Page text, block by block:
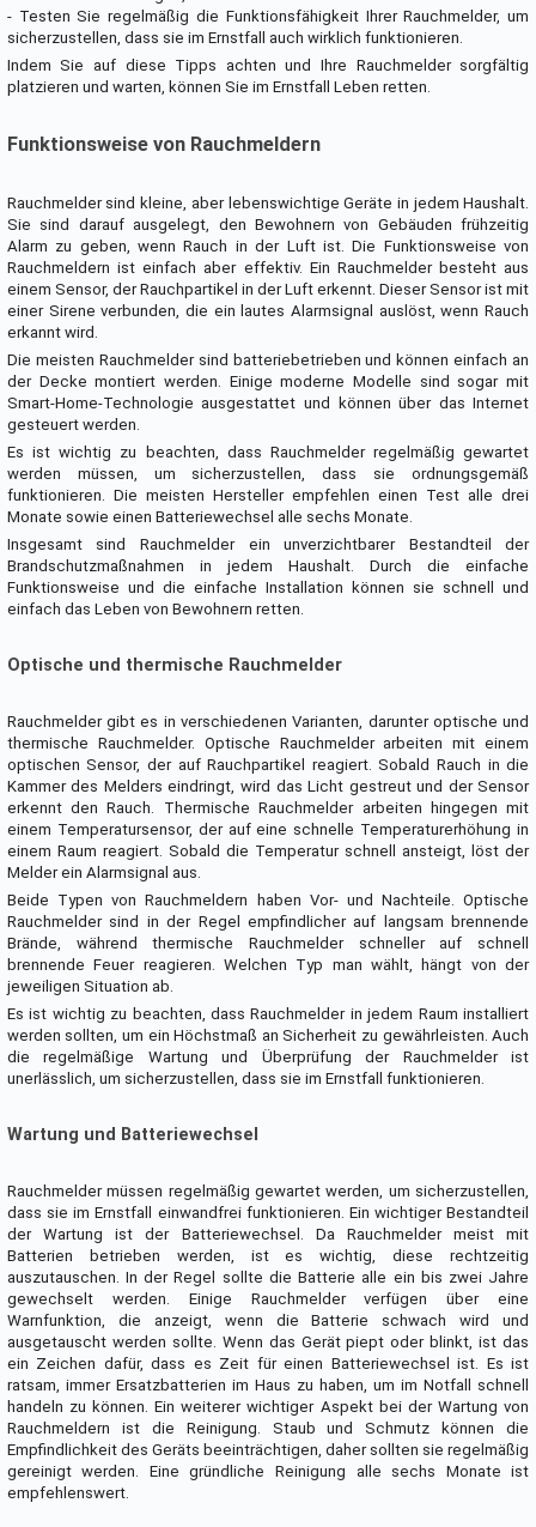
- Testen Sie regelmäßig die Funktionsfähigkeit Ihrer Rauchmelder, um
sicherzustellen, dass sie im Ernstfall auch wirklich funktionieren.
Indem Sie auf diese Tipps achten und Ihre Rauchmelder sorgfältig
platzieren und warten, können Sie im Ernstfall Leben retten.
Funktionsweise von Rauchmeldern
Rauchmelder sind kleine, aber lebenswichtige Geräte in jedem Haushalt.
Sie sind darauf ausgelegt, den Bewohnern von Gebäuden frühzeitig
Alarm zu geben, wenn Rauch in der Luft ist. Die Funktionsweise von
Rauchmeldern ist einfach aber effektiv. Ein Rauchmelder besteht aus
einem Sensor, der Rauchpartikel in der Luft erkennt. Dieser Sensor ist mit
einer Sirene verbunden, die ein lautes Alarmsignal auslöst, wenn Rauch
erkannt wird.
Die meisten Rauchmelder sind batteriebetrieben und können einfach an
der Decke montiert werden. Einige moderne Modelle sind sogar mit
Smart-Home-Technologie ausgestattet und können über das Internet
gesteuert werden.
Es ist wichtig zu beachten, dass Rauchmelder regelmäßig gewartet
werden müssen, um sicherzustellen, dass sie ordnungsgemäß
funktionieren. Die meisten Hersteller empfehlen einen Test alle drei
Monate sowie einen Batteriewechsel alle sechs Monate.
Insgesamt sind Rauchmelder ein unverzichtbarer Bestandteil der
Brandschutzmaßnahmen in jedem Haushalt. Durch die einfache
Funktionsweise und die einfache Installation können sie schnell und
einfach das Leben von Bewohnern retten.
Optische und thermische Rauchmelder
Rauchmelder gibt es in verschiedenen Varianten, darunter optische und
thermische Rauchmelder. Optische Rauchmelder arbeiten mit einem
optischen Sensor, der auf Rauchpartikel reagiert. Sobald Rauch in die
Kammer des Melders eindringt, wird das Licht gestreut und der Sensor
erkennt den Rauch. Thermische Rauchmelder arbeiten hingegen mit
einem Temperatursensor, der auf eine schnelle Temperaturerhöhung in
einem Raum reagiert. Sobald die Temperatur schnell ansteigt, löst der
Melder ein Alarmsignal aus.
Beide Typen von Rauchmeldern haben Vor- und Nachteile. Optische
Rauchmelder sind in der Regel empfindlicher auf langsam brennende
Brände, während thermische Rauchmelder schneller auf schnell
brennende Feuer reagieren. Welchen Typ man wählt, hängt von der
jeweiligen Situation ab.
Es ist wichtig zu beachten, dass Rauchmelder in jedem Raum installiert
werden sollten, um ein Höchstmaß an Sicherheit zu gewährleisten. Auch
die regelmäßige Wartung und Überprüfung der Rauchmelder ist
unerlässlich, um sicherzustellen, dass sie im Ernstfall funktionieren.
Wartung und Batteriewechsel
Rauchmelder müssen regelmäßig gewartet werden, um sicherzustellen,
dass sie im Ernstfall einwandfrei funktionieren. Ein wichtiger Bestandteil
der Wartung ist der Batteriewechsel. Da Rauchmelder meist mit
Batterien betrieben werden, ist es wichtig, diese rechtzeitig
auszutauschen. In der Regel sollte die Batterie alle ein bis zwei Jahre
gewechselt werden. Einige Rauchmelder verfügen über eine
Warnfunktion, die anzeigt, wenn die Batterie schwach wird und
ausgetauscht werden sollte. Wenn das Gerät piept oder blinkt, ist das
ein Zeichen dafür, dass es Zeit für einen Batteriewechsel ist. Es ist
ratsam, immer Ersatzbatterien im Haus zu haben, um im Notfall schnell
handeln zu können. Ein weiterer wichtiger Aspekt bei der Wartung von
Rauchmeldern ist die Reinigung. Staub und Schmutz können die
Empfindlichkeit des Geräts beeinträchtigen, daher sollten sie regelmäßig
gereinigt werden. Eine gründliche Reinigung alle sechs Monate ist
empfehlenswert.